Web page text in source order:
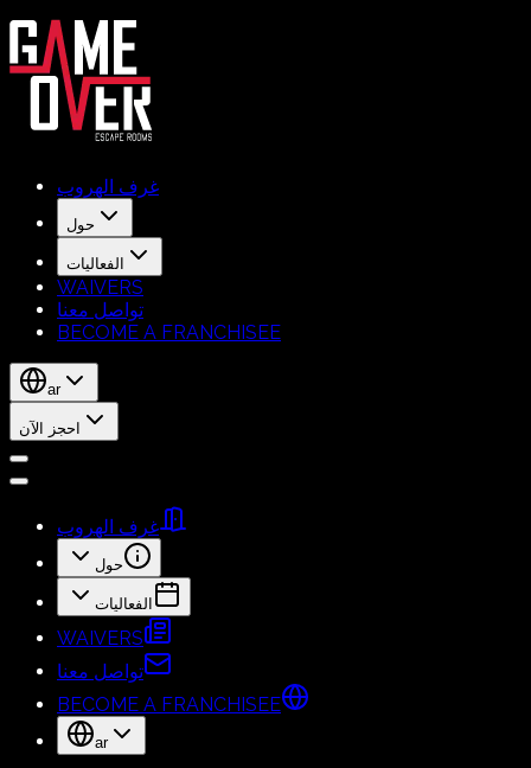
غرف الهروب
حول
الفعاليات
WAIVERS
تواصل معنا
BECOME A FRANCHISEE
ar
احجز الآن
غرف الهروب
حول
الفعاليات
WAIVERS
تواصل معنا
BECOME A FRANCHISEE
ar